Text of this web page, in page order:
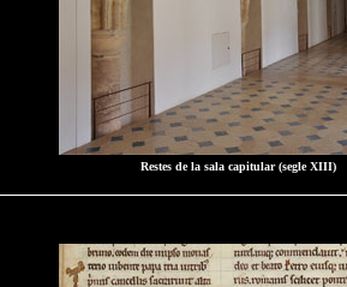
Restes de la sala capitular (segle XIII)